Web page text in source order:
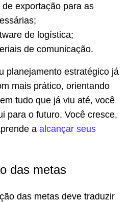
exportação para as
de logística;
de comunicação.
planejamento estratégico já
mais prático, orientando
tudo que já viu até, você
para o futuro. Você cresce,
a alcançar seus
das metas
das metas deve traduzir